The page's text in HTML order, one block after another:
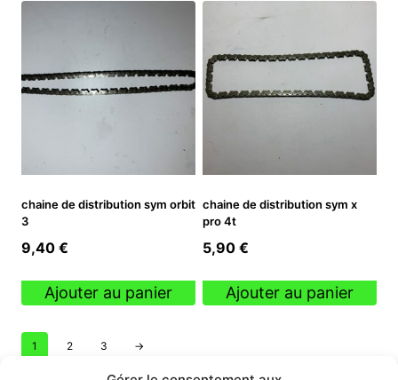
chaine de distribution sym orbit
3
9,40 €
Ajouter au panier
chaine de distribution sym x
pro 4t
5,90 €
Ajouter au panier
1 2 3 →